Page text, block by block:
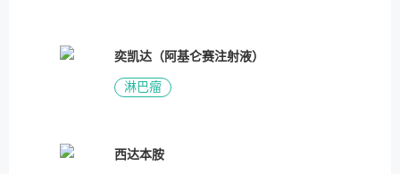
奕凯达（阿基仑赛注射液）
淋巴瘤
西达本胺